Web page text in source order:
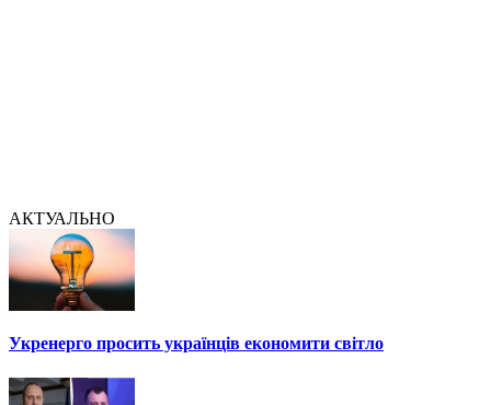
АКТУАЛЬНО
Укренерго просить українців економити світло